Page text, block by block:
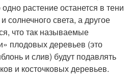
растение останется в тени
солнечного света, а другое
что так называемые
плодовых деревьев (это
и слив) будут подавлять
и косточковых деревьев.